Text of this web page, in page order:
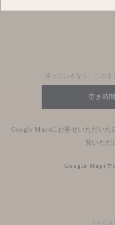
迷っているなら、このま
空き時
Google Mapsにお寄せいただい
覧いただ
Google Mapsで